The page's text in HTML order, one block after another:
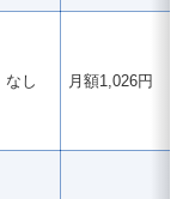
なし 月額1,026円